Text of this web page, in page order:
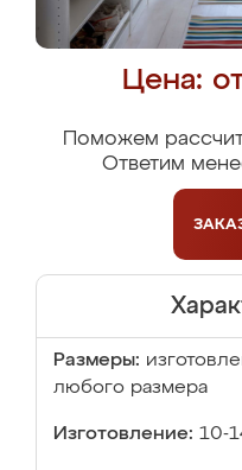
Цена:
Поможем
Ответим
Размеры:
любого размера
Изготовление: 10-